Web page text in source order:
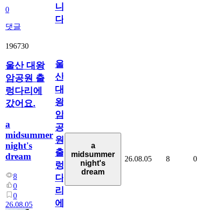
0
댓글
니
다
196730
울산 대왕
암공원 출
렁다리에
갔어요.
a
midsummer
night's
dream
8
0
0
26.08.05
울
산
대
왕
암
공
원
출
렁
다
리
에
a
midsummer
night's
dream
26.08.05 8 0